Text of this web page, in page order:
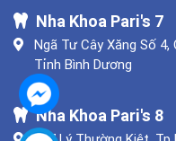
Nha Khoa Pari's 7
Ngã Tư Cây Xăng Số
Tỉnh Bình Dương
Nha Khoa Pari's 8